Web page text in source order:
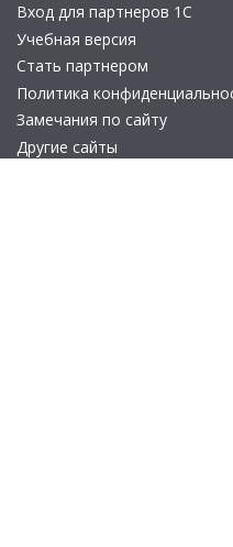
Вход для партнеров 1С
Учебная версия
Стать партнером
Политика
Замечания по сайту
Другие сайты